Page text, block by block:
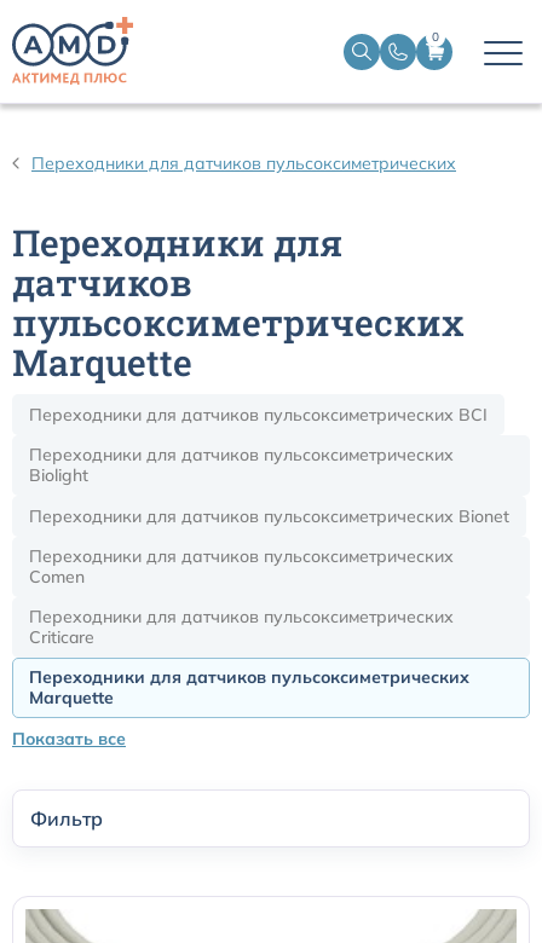
0
Переходники для датчиков пульсоксиметрических
Переходники для
датчиков
пульсоксиметрических
Marquette
Переходники для датчиков пульсоксиметрических BCI
Переходники для датчиков пульсоксиметрических
Biolight
Переходники для датчиков пульсоксиметрических Bionet
Переходники для датчиков пульсоксиметрических
Comen
Переходники для датчиков пульсоксиметрических
Criticare
Переходники для датчиков пульсоксиметрических
Marquette
Показать все
Фильтр
Датчики ЭЭГ BIS
Кабели пациента ЭКГ
Датчики температурные медицинские к мониторам
Кабели для кардиографов
Электроды для ЭКГ
Пульсоксиметры
Кабели для инвазивного давления (ИАД)
Подбор по марке оборудования